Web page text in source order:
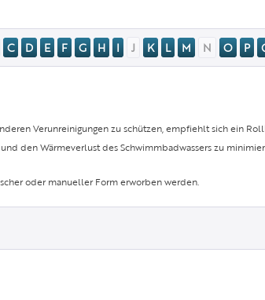
C D E F G H I J K L M N O P
Verunreinigungen zu schützen, empfiehlt sich ein
den Wärmeverlust des Schwimmbadwassers zu
oder manueller Form erworben werden.